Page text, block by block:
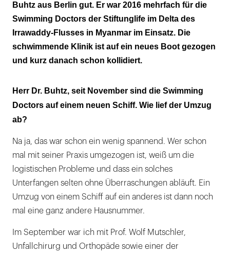
Swimming
Mission
beginnt
jeweils
am
Ersten
eines
Monats
und
dauert
Tage.
Buhtz aus Berlin gut. Er war 2016 mehrfach für die
Swimming Doctors der Stiftunglife im Delta des
Irrawaddy-Flusses in Myanmar im Einsatz. Die
schwimmende Klinik ist auf ein neues Boot gezogen
und kurz danach schon kollidiert.
Herr Dr. Buhtz, seit November sind die Swimming
Doctors auf einem neuen Schiff. Wie lief der Umzug
ab?
Na ja, das war schon ein wenig spannend. Wer schon
mal mit seiner Praxis umgezogen ist, weiß um die
logistischen Probleme und dass ein solches
Unterfangen selten ohne Überraschungen abläuft. Ein
Umzug von einem Schiff auf ein anderes ist dann noch
mal eine ganz andere Hausnummer.
Im September war ich mit Prof. Wolf Mutschler,
Unfallchirurg und Orthopäde sowie einer der